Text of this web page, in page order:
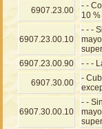
6907.23.00
- -
10
6907.23.00.10
- - -
6907.23.00.90
- - -
6907.30.00
-
6907.30.00.10
- -